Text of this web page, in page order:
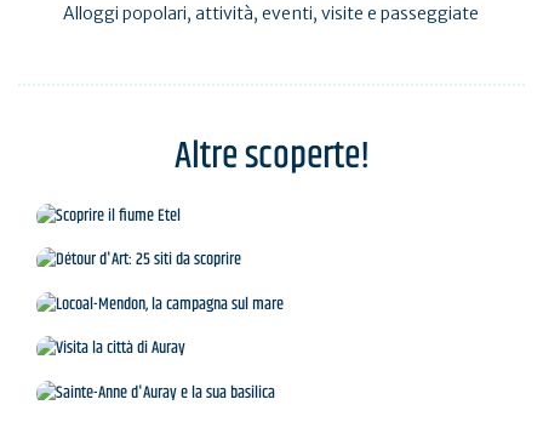
Alloggi popolari, attività, eventi, visite e passeggiate
Altre scoperte!
Scoprire il fiume Etel
Détour d'Art: 25 siti da scoprire
Locoal-Mendon, la campagna sul mare
Visita la città di Auray